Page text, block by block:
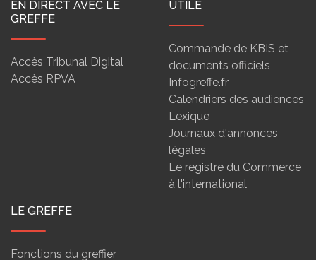
EN DIRECT AVEC LE
GREFFE
Accès Tribunal Digital
Accès RPVA
UTILE
Commande de KBIS et
documents officiels
Infogreffe.fr
Calendriers des audiences
Lexique
Journaux d'annonces
légales
Le registre du Commerce
à l'international
LE GREFFE
Fonctions du greffier